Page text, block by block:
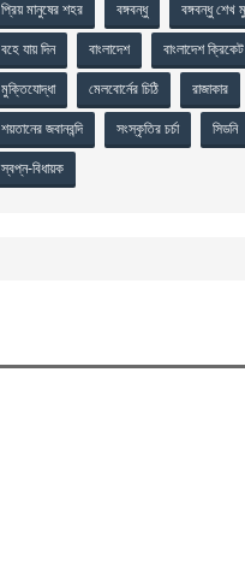
প্রিয় মানুষের শহর বঙ্গবন্ধু বঙ্গবন্ধু শেখ
বহে যায় দিন বাংলাদেশ বাংলাদেশ ক্রিকেট
মুক্তিযোদ্ধা মেলবোর্নের চিঠি রাজাকার
শয়তানের জবানবন্দি সংস্কৃতির চর্চা সিডনি
স্বপ্ন-বিধায়ক